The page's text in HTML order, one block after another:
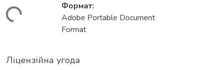
Формат:
Adobe Portable Document
Format
Ліцензійна угода